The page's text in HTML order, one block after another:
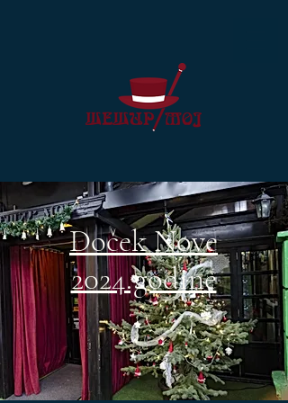
Doček Nove
2024.godine